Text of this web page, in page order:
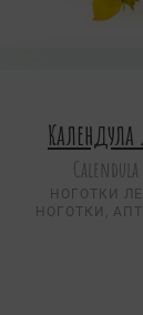
Календула
НОГОТКИ
НОГОТКИ,